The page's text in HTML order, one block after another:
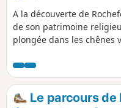
A la découverte de
de son patrimoine
plongée dans les chênes
végétation environnante
portion solitaire.
Le parcours de